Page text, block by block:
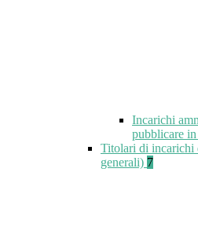
Incarichi
pubblicare
Titolari di incarichi
generali) 7